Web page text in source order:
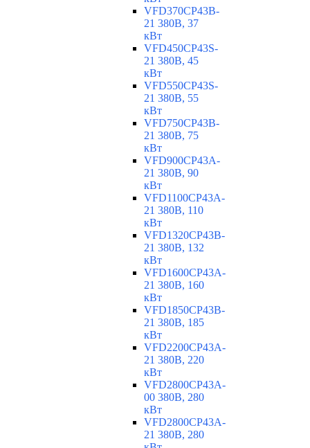
VFD370CP43B-
21 380В, 37
кВт
VFD450CP43S-
21 380В, 45
кВт
VFD550CP43S-
21 380В, 55
кВт
VFD750CP43B-
21 380В, 75
кВт
VFD900CP43A-
21 380В, 90
кВт
VFD1100CP43A-
21 380В, 110
кВт
VFD1320CP43B-
21 380В, 132
кВт
VFD1600CP43A-
21 380В, 160
кВт
VFD1850CP43B-
21 380В, 185
кВт
VFD2200CP43A-
21 380В, 220
кВт
VFD2800CP43A-
00 380В, 280
кВт
VFD2800CP43A-
21 380В, 280